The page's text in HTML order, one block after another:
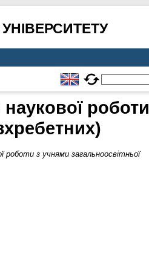
наукової роботи
роботи з учнями загальноосвітньої